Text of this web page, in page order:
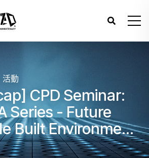
活動
CPD Seminar:
Series - Future
Built Environment